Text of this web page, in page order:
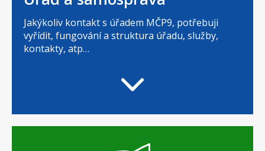
Jakýkoliv kontakt s úřadem MČP9, potřebuji
vyřídit, fungování a struktura úřadu, služby,
kontakty, atp…